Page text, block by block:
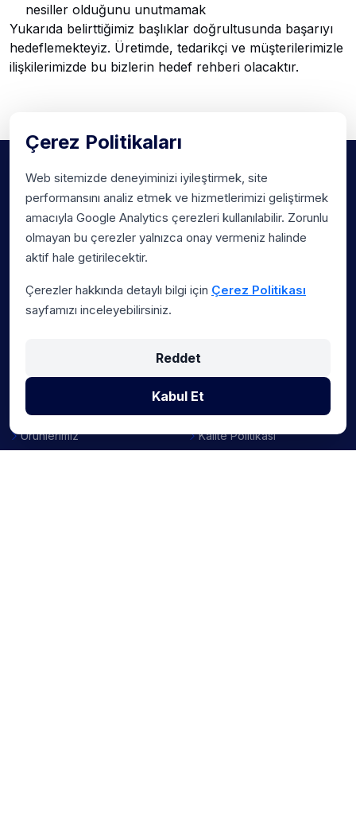
nesiller olduğunu unutmamak
Yukarıda belirttiğimiz başlıklar doğrultusunda başarıyı
hedeflemekteyiz. Üretimde, tedarikçi ve müşterilerimizle
ilişkilerimizde bu bizlerin hedef rehberi olacaktır.
Sosyal medya hesaplarımız
Kurumsal
Çözümlerimiz
Ürünlerimiz
İş Sağlığı Güvenliği
Çevre Politikası
Kalite Politikası
Çerez Politikaları
Web sitemizde deneyiminizi iyileştirmek, site
performansını analiz etmek ve hizmetlerimizi geliştirmek
amacıyla Google Analytics çerezleri kullanılabilir. Zorunlu
olmayan bu çerezler yalnızca onay vermeniz halinde
aktif hale getirilecektir.
Çerezler hakkında detaylı bilgi için Çerez Politikası
sayfamızı inceleyebilirsiniz.
Reddet
Kabul Et